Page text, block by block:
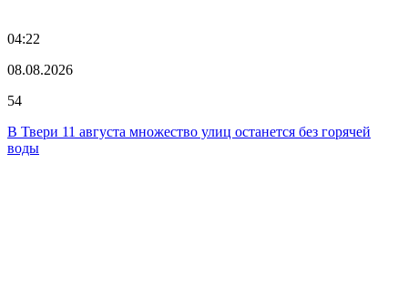
04:22
08.08.2026
54
В Твери 11 августа множество улиц останется без горячей
воды